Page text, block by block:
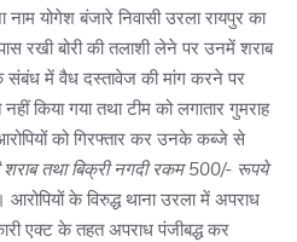
योगेश बंजारे निवासी उरला रायपुर का
पास रखी बोरी की तलाशी लेने पर उनमें शराब
संबंध में वैध दस्तावेज की मांग करने पर
किया गया तथा टीम को लगातार गुमराह
को गिरफ्तार कर उनके कब्जे से
तथा बिक्री नगदी रकम 500/- रूपये
के विरुद्ध थाना उरला में अपराध
एक्ट के तहत अपराध पंजीबद्ध कर